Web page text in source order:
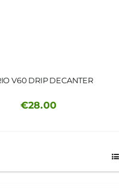
V60 DRIP DECANTER
€28.00